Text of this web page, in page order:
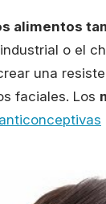
alimentos
o el
una
faciales. Los